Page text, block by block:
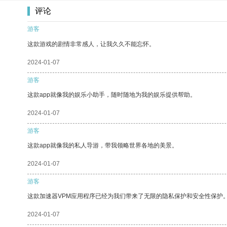
评论
游客
这款游戏的剧情非常感人，让我久久不能忘怀。
2024-01-07
游客
这款app就像我的娱乐小助手，随时随地为我的娱乐提供帮助。
2024-01-07
游客
这款app就像我的私人导游，带我领略世界各地的美景。
2024-01-07
游客
这款加速器VPM应用程序已经为我们带来了无限的隐私保护和安全性保护
2024-01-07